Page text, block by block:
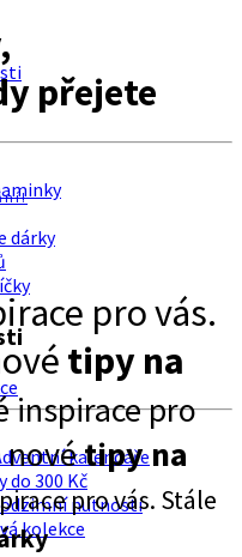
dárky
kalendáře
do 300 Kč
nutnosti
kolekce
přejete
pro vás.
tipy na
inspirace pro
novétipy na
pro vás. Stále